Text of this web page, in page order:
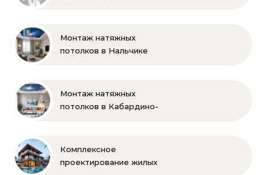
Монтаж натяжных
потолков в Нальчике
Монтаж натяжных
потолков в Кабардино-
Комплексное
проектирование жилых